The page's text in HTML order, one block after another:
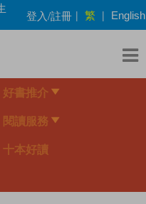
登入/註冊 | 繁 | English
好書推介
閱讀服務
十本好讀